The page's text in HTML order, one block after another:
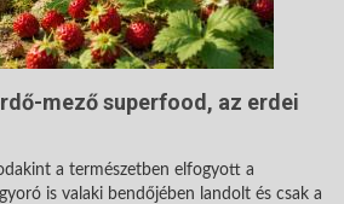
mező superfood, az erdei
a természetben elfogyott a
is valaki bendőjében landolt és csak a